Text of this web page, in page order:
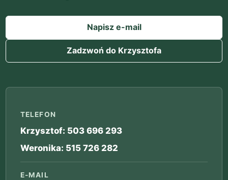
Napisz e-mail
Zadzwoń do Krzysztofa
TELEFON
Krzysztof: 503 696 293
Weronika: 515 726 282
E-MAIL